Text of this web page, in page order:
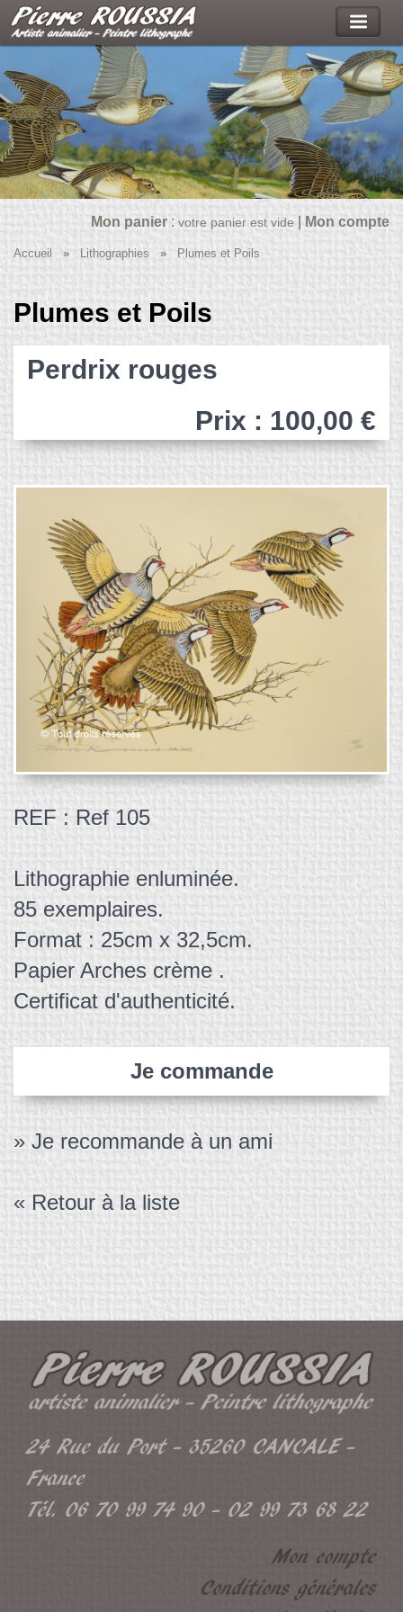
Mon panier : votre panier est vide| Mon compte
Accueil » Lithographies » Plumes et Poils
Plumes et Poils
Perdrix rouges
Prix : 100,00 €
REF : Ref 105
Lithographie enluminée.
85 exemplaires.
Format : 25cm x 32,5cm.
Papier Arches crème .
Certificat d'authenticité.
Je commande
» Je recommande à un ami
« Retour à la liste
24 Rue du Port - 35260 CANCALE -
France
Tél. 06 70 99 74 90 - 02 99 73 68 22
Mon compte
Conditions générales